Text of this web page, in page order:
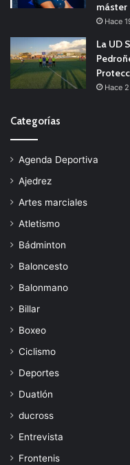
máster
Hace
La UD
Hace
Categorías
Agenda Deportiva
Ajedrez
Artes marciales
Atletismo
Bádminton
Baloncesto
Balonmano
Billar
Boxeo
Ciclismo
Deportes
Duatlón
ducross
Entrevista
Frontenis